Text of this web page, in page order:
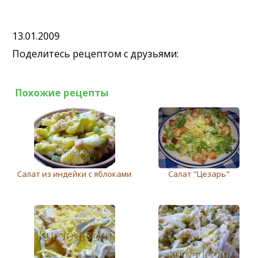
13.01.2009
Поделитесь рецептом с друзьями:
Похожие рецепты
Салат из индейки с яблоками Салат "Цезарь"